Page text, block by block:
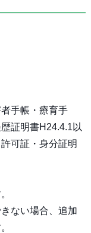
手帳・療育手
証明書H24.4.1以
可証・身分証明
ない場合、追加